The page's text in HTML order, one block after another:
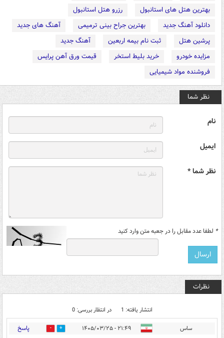
بهترین هتل های استانبول
رزرو هتل استانبول
دانلود آهنگ جدید
بهترین جراح بینی ترمیمی
آهنگ های جدید
پرشین هتل
ثبت نام بیمه اربعین
آهنگ جدید
مزایده خودرو
خرید بلیط استخر
قیمت ورق آهن پرایس
فروشنده مواد شیمیایی
نظر شما
نام
ایمیل
نظر شما *
* لطفا عدد مقابل را در جعبه متن وارد کنید
نظرات
انتشار یافته: 1 در انتظار بررسی: 0
ساس ۲۱:۴۹ - ۱۴۰۵/۰۳/۲۵ 0 پاسخ